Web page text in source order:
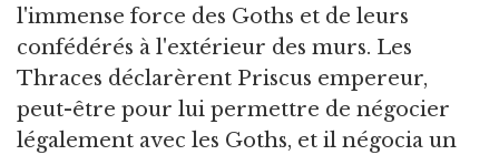
l'immense force des Goths et de leurs
confédérés à l'extérieur des murs. Les
Thraces déclarèrent Priscus empereur,
peut-être pour lui permettre de négocier
légalement avec les Goths, et il négocia un